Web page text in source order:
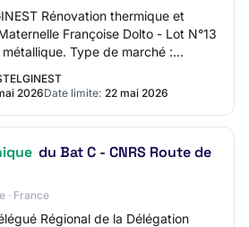
Rénovation thermique et
Françoise Dolto - Lot N°13
Type de marché :
2026Date limite: 22 mai 2026
du Bat C - CNRS Route de
· France
Régional de la Délégation